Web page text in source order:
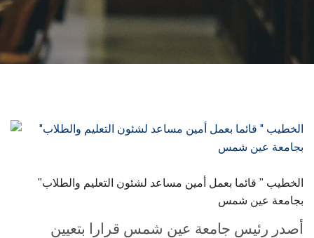
الأنظمة الذكية
هيئة التدريس
الدراسات العليا
"الخطيب " قائما بعمل أمين مساعد لشئون التعليم والطلاب
بجامعة عين شمس
أصدر رئيس جامعة عين شمس قرارا بتعيين